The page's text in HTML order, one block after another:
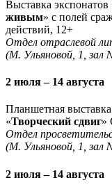
Выставка экспонатов
живым» с полей
действий, 12+
Отдел отраслевой
(М. Ульяновой, 1, зал
2 июля – 14 августа
Планшетная
«Творческий сдвиг»
Отдел
(М. Ульяновой, 1, зал
2 июля – 14 августа